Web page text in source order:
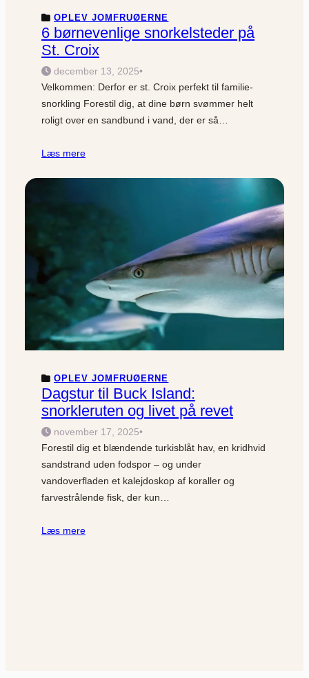
OPLEV JOMFRUØERNE
6 børnevenlige snorkelsteder på
St. Croix
december 13, 2025•
Velkommen: Derfor er st. Croix perfekt til familie-
snorkling Forestil dig, at dine børn svømmer helt
roligt over en sandbund i vand, der er så…
Læs mere
OPLEV JOMFRUØERNE
Dagstur til Buck Island:
snorkleruten og livet på revet
november 17, 2025•
Forestil dig et blændende turkisblåt hav, en kridhvid
sandstrand uden fodspor – og under
vandoverfladen et kalejdoskop af koraller og
farvestrålende fisk, der kun…
Læs mere